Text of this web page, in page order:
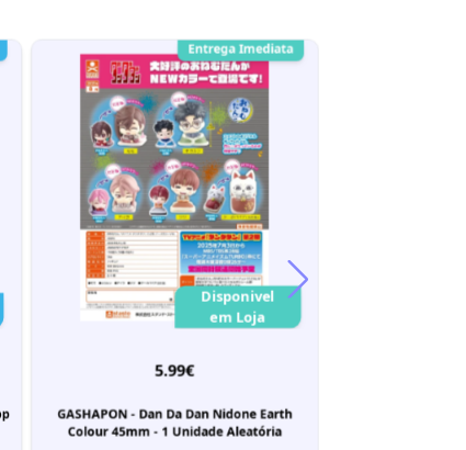
Entrega Imediata
Disponivel
em Loja
5.99€
GASHAPON - Dan Da Dan Nidone Earth
Colour 45mm - 1 Unidade Aleatória